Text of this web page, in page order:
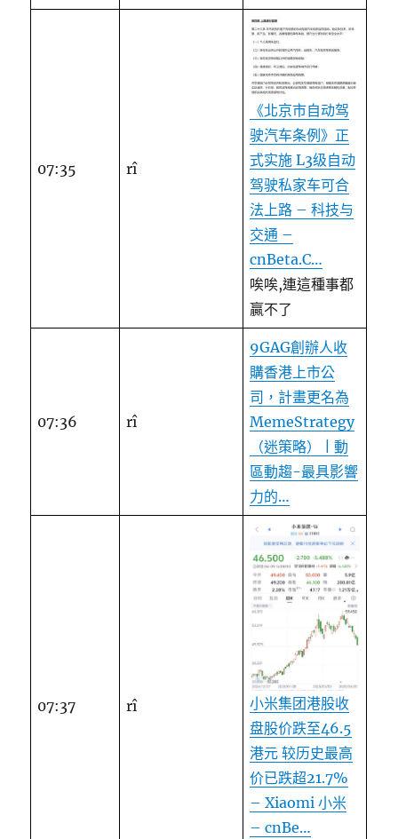
07:35 rî
《北京市自动驾
驶汽车条例》正
式实施 L3级自动
驾驶私家车可合
法上路 – 科技与
交通 –
cnBeta.C…
唉唉,連這種事都
贏不了
07:36 rî
9GAG創辦人收
購香港上市公
司，計畫更名為
MemeStrategy
（迷策略） | 動
區動趨-最具影響
力的…
07:37 rî
小米集团港股收
盘股价跌至46.5
港元 较历史最高
价已跌超21.7%
– Xiaomi 小米
– cnBe…